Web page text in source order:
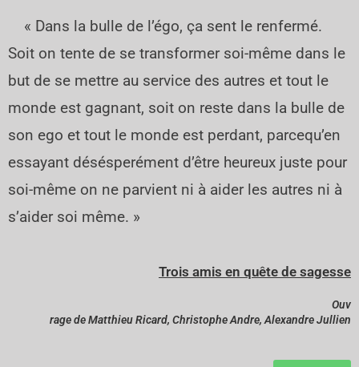
« Dans la bulle de l’égo, ça sent le renfermé.
Soit on tente de se transformer soi-même dans le
but de se mettre au service des autres et tout le
monde est gagnant, soit on reste dans la bulle de
son ego et tout le monde est perdant, parcequ’en
essayant désésperément d’être heureux juste pour
soi-même on ne parvient ni à aider les autres ni à
s’aider soi même. »
Trois amis en quête de sagesse
Ouv
rage deMatthieu Ricard, Christophe Andre, Alexandre Jullien